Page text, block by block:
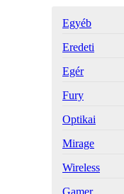
Egyéb
Eredeti
Egér
Fury
Optikai
Mirage
Wireless
Gamer